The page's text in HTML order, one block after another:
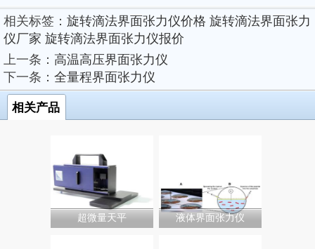
相关标签： 旋转滴法界面张力仪价格 旋转滴法界面张力
仪厂家 旋转滴法界面张力仪报价
上一条： 高温高压界面张力仪
下一条： 全量程界面张力仪
相关产品
超微量天平 液体界面张力仪